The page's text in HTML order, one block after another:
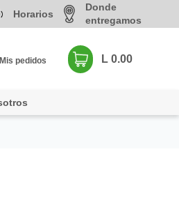
Horarios
Donde
entregamos
Mis pedidos L 0.00